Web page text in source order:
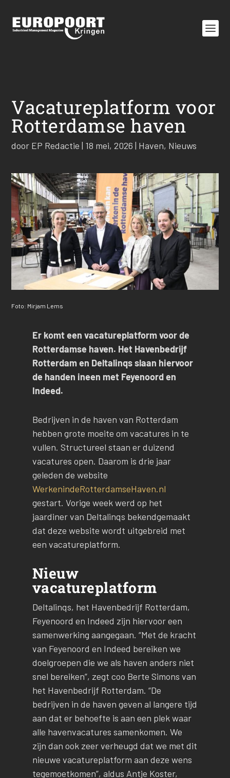
Vacatureplatform voor
Rotterdamse haven
door EP Redactie | 18 mei, 2026 | Haven, Nieuws
Foto: Mirjam Lems
Er komt een vacatureplatform voor de
Rotterdamse haven. Het Havenbedrijf
Rotterdam en Deltalinqs slaan hiervoor
de handen ineen met Feyenoord en
Indeed.
Bedrijven in de haven van Rotterdam
hebben grote moeite om vacatures in te
vullen. Structureel staan er duizend
vacatures open. Daarom is drie jaar
geleden de website
WerkenindeRotterdamseHaven.nl
gestart. Vorige week werd op het
jaardiner van Deltalinqs bekendgemaakt
dat deze website wordt uitgebreid met
een vacatureplatform.
Nieuw
vacatureplatform
Deltalinqs, het Havenbedrijf Rotterdam,
Feyenoord en Indeed zijn hiervoor een
samenwerking aangegaan. “Met de kracht
van Feyenoord en Indeed bereiken we
doelgroepen die we als haven anders niet
snel bereiken”, zegt coo Berte Simons van
het Havenbedrijf Rotterdam. “De
bedrijven in de haven geven al langere tijd
aan dat er behoefte is aan een plek waar
alle havenvacatures samenkomen. We
zijn dan ook zeer verheugd dat we met dit
nieuwe vacatureplatform aan deze wens
tegemoetkomen”, aldus Antje Koster,